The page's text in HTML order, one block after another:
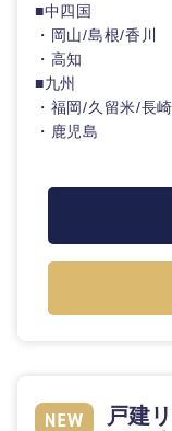
■中四国
・岡山/島根/香川
・高知
■九州
・福岡/久留米/長崎
・鹿児島
戸建